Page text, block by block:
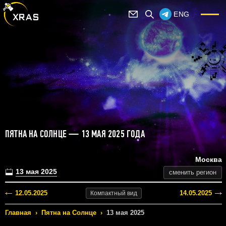
ENG
ПЯТНА НА СОЛНЦЕ — 13 МАЯ 2025 ГОДА
13 мая 2025
Москва
сменить регион
12.05.2025 Компактный вид 14.05.2025
Главная › Пятна на Солнце › 13 мая 2025